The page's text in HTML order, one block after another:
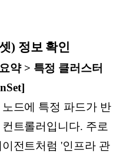
) 정보 확인
약 > 특정 클러스터
드에 특정 파드가 반
트롤러입니다. 주로
전트처럼 '인프라 관